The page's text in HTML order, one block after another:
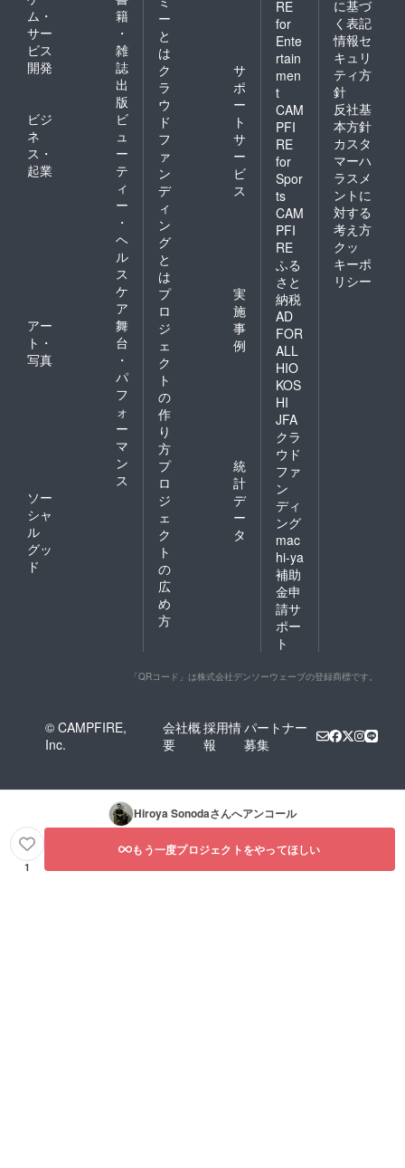
ム・
サー
ビス
開発
籍
・
雑
誌
出
版
ビジ
ネ
ス・
起業
ビ
ュ
ー
テ
ィ
ー
・
ヘ
ル
ス
ケ
ア
アー
ト・
写真
舞
台
・
パ
フ
ォ
ー
マ
ン
ス
ソー
シャ
ル
グッ
ド
ー
と
は
ク
ラ
ウ
ド
フ
ァ
ン
デ
ィ
ン
グ
と
は
サ
ポ
ー
ト
サ
ー
ビ
ス
プ
ロ
ジ
ェ
ク
ト
の
作
り
方
実
施
事
例
プ
ロ
ジ
ェ
ク
ト
の
広
め
方
統
計
デ
ー
タ
RE
for
Ente
rtain
men
t
CAM
PFI
RE
for
Spor
ts
CAM
PFI
RE
ふる
さと
納税
AD
FOR
ALL
HIO
KOS
HI
JFA
クラ
ウド
ファ
ン
ディ
ング
mac
hi-ya
補助
金申
請サ
ポー
ト
に基づ
く表記
情報セ
キュリ
ティ方
針
反社基
本方針
カスタ
マーハ
ラスメ
ントに
対する
考え方
クッ
キーポ
リシー
「QRコード」は株式会社デンソーウェーブの登録商標です。
© CAMPFIRE,
Inc.
会社概
要
採用情
報
パートナー
募集
Hiroya Sonodaさんへアンコール
1
もう一度プロジェクトをやってほしい